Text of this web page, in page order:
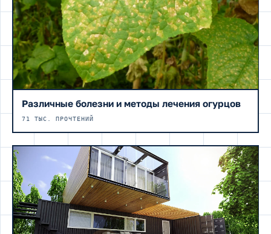
Различные болезни и методы лечения огурцов
71 ТЫС. ПРОЧТЕНИЙ